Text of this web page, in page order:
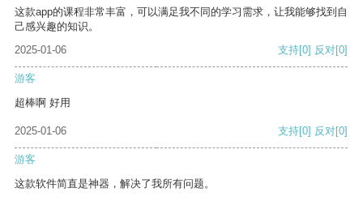
这款app的课程非常丰富，可以满足我不同的学习需求，让我能够找到自
己感兴趣的知识。
2025-01-06
支持[0] 反对[0]
游客
超棒啊 好用
2025-01-06 支持[0] 反对[0]
游客
这款软件简直是神器，解决了我所有问题。